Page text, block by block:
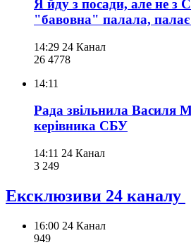
Я йду з посади, але не з
"бавовна" палала, палає
14:29 24 Канал
26 4778
14:11
Рада звільнила Василя
керівника СБУ
14:11 24 Канал
3 249
Ексклюзиви 24 каналу
16:00 24 Канал
949